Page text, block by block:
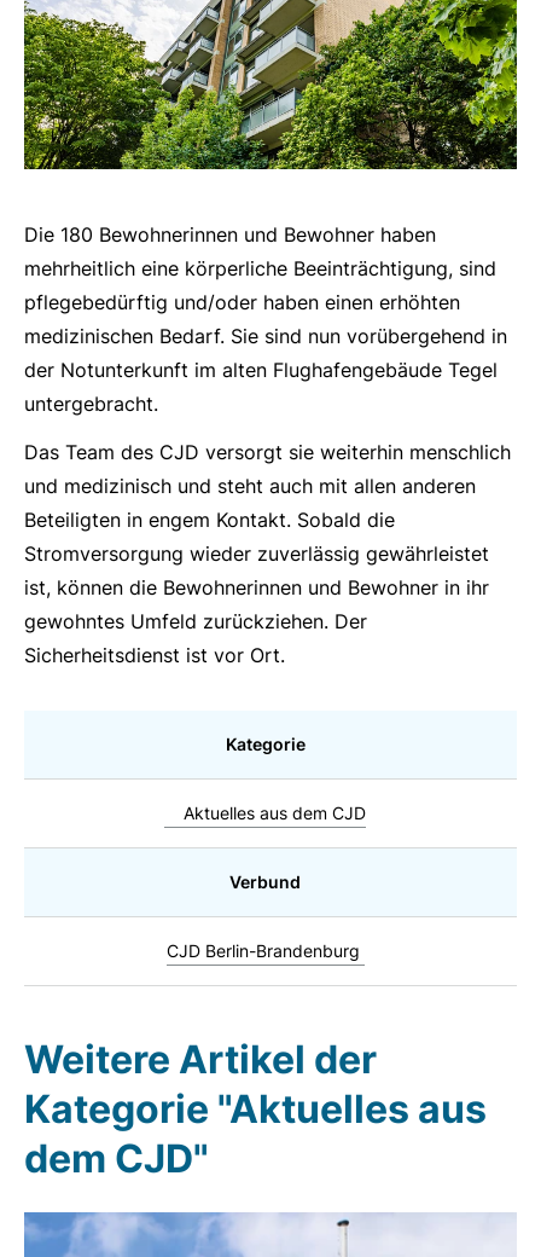
Die 180 Bewohnerinnen und Bewohner haben
mehrheitlich eine körperliche Beeinträchtigung, sind
pflegebedürftig und/oder haben einen erhöhten
medizinischen Bedarf. Sie sind nun vorübergehend in
der Notunterkunft im alten Flughafengebäude Tegel
untergebracht.
Das Team des CJD versorgt sie weiterhin menschlich
und medizinisch und steht auch mit allen anderen
Beteiligten in engem Kontakt. Sobald die
Stromversorgung wieder zuverlässig gewährleistet
ist, können die Bewohnerinnen und Bewohner in ihr
gewohntes Umfeld zurückziehen. Der
Sicherheitsdienst ist vor Ort.
Kategorie
Aktuelles aus dem CJD
Verbund
CJD Berlin-Brandenburg
Weitere Artikel der
Kategorie "Aktuelles aus
dem CJD"